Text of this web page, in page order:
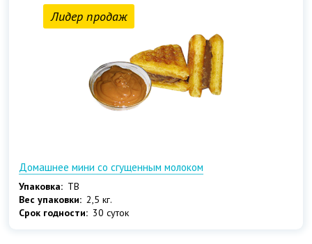
Лидер продаж
Домашнее мини со сгущенным молоком
Упаковка: ТВ
Вес упаковки: 2,5 кг.
Срок годности: 30 суток